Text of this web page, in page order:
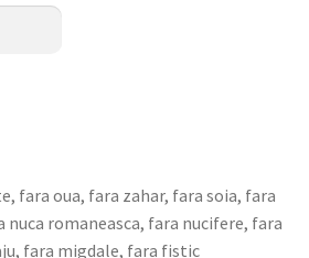
, fara oua, fara zahar, fara soia, fara
nuca romaneasca, fara nucifere, fara
, fara migdale, fara fistic